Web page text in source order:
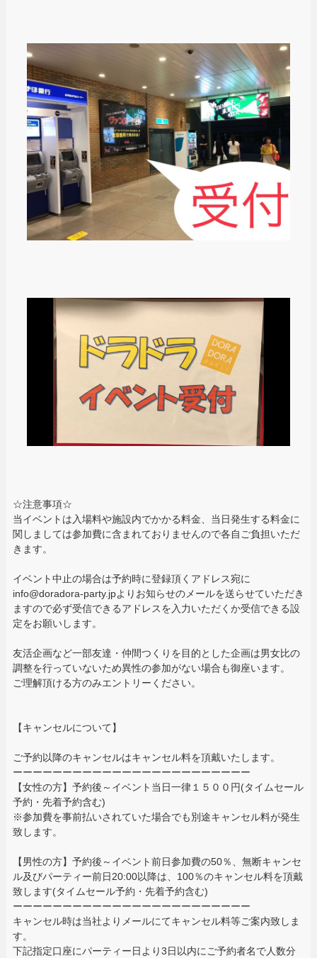
☆注意事項☆
当イベントは入場料や施設内でかかる料金、当日発生する料金に
関しましては参加費に含まれておりませんので各自ご負担いただ
きます。
イベント中止の場合は予約時に登録頂くアドレス宛に
info@doradora-party.jpよりお知らせのメールを送らせていただき
ますので必ず受信できるアドレスを入力いただくか受信できる設
定をお願いします。
友活企画など一部友達・仲間つくりを目的とした企画は男女比の
調整を行っていないため異性の参加がない場合も御座います。
ご理解頂ける方のみエントリーください。
【キャンセルについて】
ご予約以降のキャンセルはキャンセル料を頂戴いたします。
ーーーーーーーーーーーーーーーーーーーーーーーー
【女性の方】予約後～イベント当日一律１５００円(タイムセール
予約・先着予約含む)
※参加費を事前払いされていた場合でも別途キャンセル料が発生
致します。
【男性の方】予約後～イベント前日参加費の50％、無断キャンセ
ル及びパーティー前日20:00以降は、100％のキャンセル料を頂戴
致します(タイムセール予約・先着予約含む)
ーーーーーーーーーーーーーーーーーーーーーーーー
キャンセル時は当社よりメールにてキャンセル料等ご案内致しま
す。
下記指定口座にパーティー日より3日以内にご予約者名で人数分